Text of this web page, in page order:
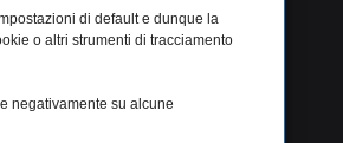
di default e dunque la
o altri strumenti di tracciamento
negativamente su alcune
80056 Torre del Greco (NA
– Italy)